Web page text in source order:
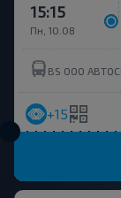
Пн, 10.08
15:15
+15